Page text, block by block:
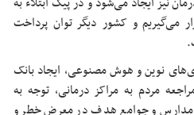
می‌گیریم و کشور دیگر توان پرداخت
نوین و هوش مصنوعی، ایجاد بانک
مردم به مراکز درمانی، توجه به
مدارس و جوامع هدف در معرض خطر و